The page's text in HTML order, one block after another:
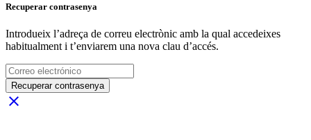
Recuperar contrasenya
Introdueix l’adreça de correu electrònic amb la qual accedeixes
habitualment i t’enviarem una nova clau d’accés.
Recuperar contrasenya
close